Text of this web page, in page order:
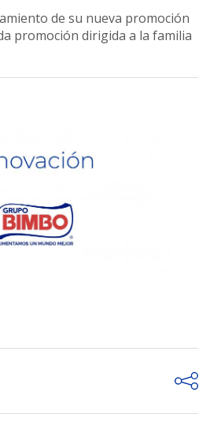
de su nueva promoción
promoción dirigida a la familia